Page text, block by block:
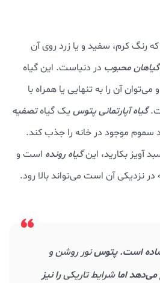
رنگ کرم، سفید و یا زرد روی آن
محبوب در دنیاست. این گیاه
آن را به تنهایی یا همراه با
گیاه آپارتمانی پتوس یک گیاهتصفیه
سموم موجود در خانه را جذب کند.
آویز بکارید، اینگیاه رونده است و
در نزدیکی آن است می‌تواند بالا رود.
ساده است. پتوسنور روشن و
می‌دهد اماشرایط تاریکیرا نیز